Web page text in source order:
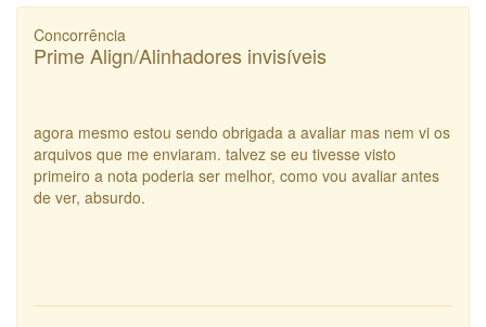
Concorrência
Prime Align/Alinhadores invisíveis
agora mesmo estou sendo obrigada a avaliar mas nem vi os
arquivos que me enviaram. talvez se eu tivesse visto
primeiro a nota poderia ser melhor, como vou avaliar antes
de ver, absurdo.